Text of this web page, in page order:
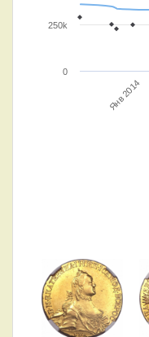
Янв 2014
0
250k